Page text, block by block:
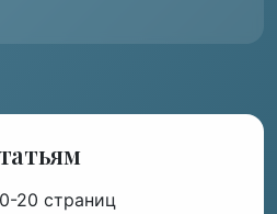
20 страниц